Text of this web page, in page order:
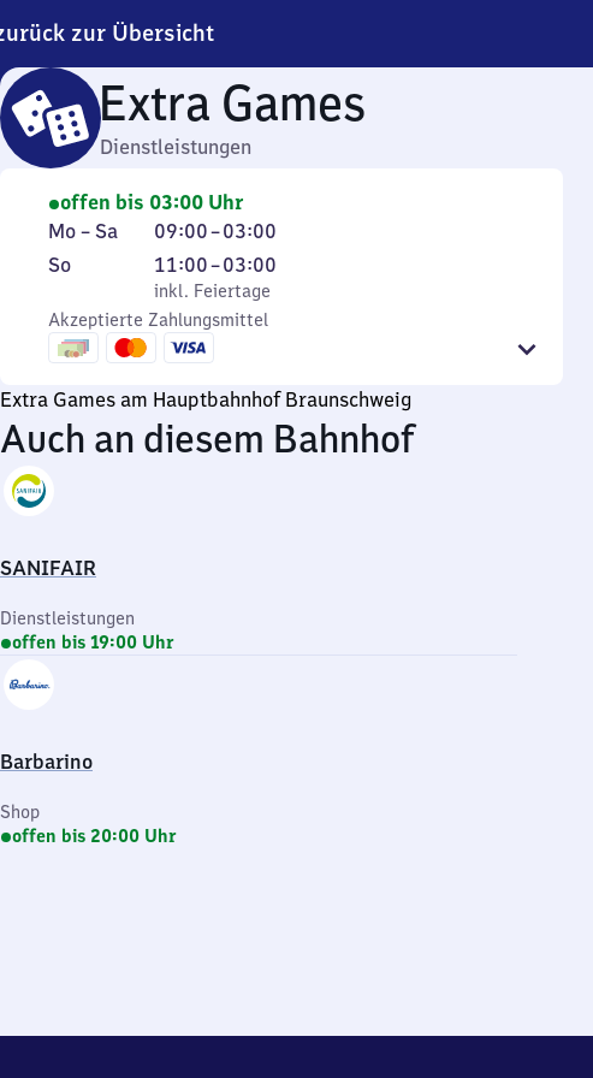
zur Übersicht
Extra Games
Dienstleistungen
offen bis 03:00 Uhr
Montag
bis
Mo – Sa 09:00–03:00
Von
9
Uhr
bis
Sonntag
So,
inkl. Feiertage
11:00–03:00
Von
11
Uhr
bis
Uhr
inkl. Feiertage
Akzeptierte Zahlungsmittel
Extra Games am Hauptbahnhof Braunschweig
Auch an diesem Bahnhof
SANIFAIR
Dienstleistungen
offen bis 19:00 Uhr
Barbarino
Shop
offen bis 20:00 Uhr